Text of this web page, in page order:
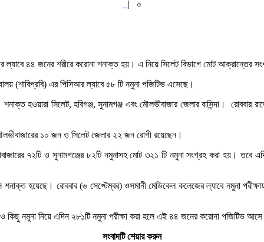
| ০
৪৪ জনের শরীরে করোনা শনাক্ত হয়। এ নিয়ে সিলেট বিভাগে মোট আক্রান্তের
(শাবিপ্রবি) এর পিসিআর ল্যাবে ৫৮ টি নমুনা পজিটিভ এসেছে।
হওয়ারা সিলেট, হবিগঞ্জ, সুনামগঞ্জ এবং মৌলভীবাজার জেলার বাসিন্দা। রোববার
১০ জন ও সিলেট জেলার ২২ জন রোগী রয়েছেন।
৭২টি ও সুনামগঞ্জের ৮২টি নমুনাসহ মোট ৩২১ টি নমুনা সংগ্রহ করা হয়। তবে
হয়েছে। রোববার (৬ সেপ্টেম্বর) ওসমানী মেডিকেল কলেজের ল্যাবে নমুনা
নমুনা নিয়ে এদিন ২৮১টি নমুনা পরীক্ষা করা হলে এই ৪৪ জনের করোনা পজিটিভ
সংবাদটি শেয়ার করুন